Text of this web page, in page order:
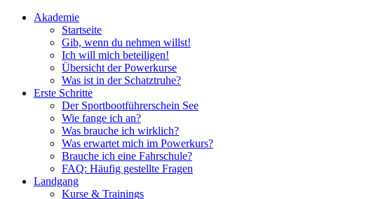
Akademie
Startseite
Gib, wenn du nehmen willst!
Ich will mich beteiligen!
Übersicht der Powerkurse
Was ist in der Schatztruhe?
Erste Schritte
Der Sportbootführerschein See
Wie fange ich an?
Was brauche ich wirklich?
Was erwartet mich im Powerkurs?
Brauche ich eine Fahrschule?
FAQ: Häufig gestellte Fragen
Landgang
Kurse & Trainings